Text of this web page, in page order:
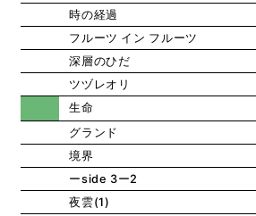
時の経過
フルーツ イン フルーツ
深層のひだ
ツヅレオリ
生命
グランド
境界
ーside 3ー2
夜雲(1)